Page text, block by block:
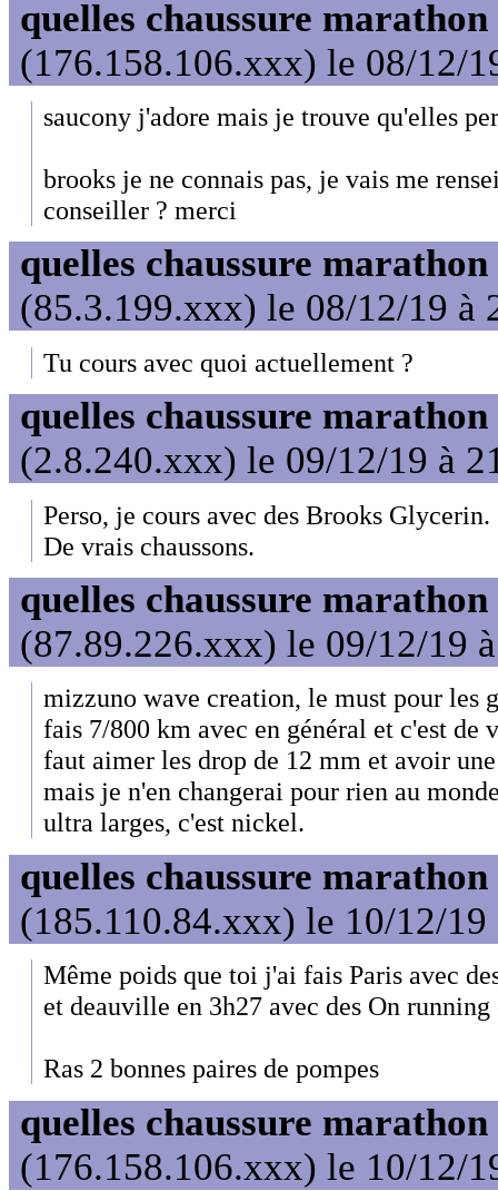
quelles chaussure
(176.158.106.xxx) le 08/12/
saucony j'adore mais je trouve qu'elles
brooks je ne connais pas, je vais me
conseiller ? merci
quelles chaussure
(85.3.199.xxx) le 08/12/19 à
Tu cours avec quoi actuellement ?
quelles chaussure
(2.8.240.xxx) le 09/12/19 à
Perso, je cours avec des Brooks Glycerin.
De vrais chaussons.
quelles chaussure
(87.89.226.xxx) le 09/12/19
mizzuno wave creation, le must pour les
fais 7/800 km avec en général et c'est de
faut aimer les drop de 12 mm et avoir
mais je n'en changerai pour rien au
ultra larges, c'est nickel.
quelles chaussure
(185.110.84.xxx) le 10/12/19
Même poids que toi j'ai fais Paris avec
et deauville en 3h27 avec des On
Ras 2 bonnes paires de pompes
quelles chaussure
(176.158.106.xxx) le 10/12/